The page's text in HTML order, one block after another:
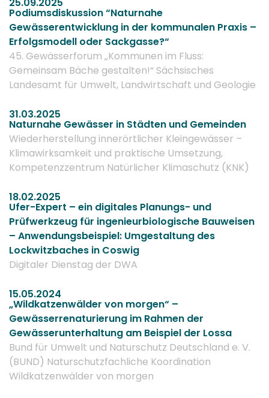
Podiumsdiskussion “Naturnahe
Gewässerentwicklung in der kommunalen Praxis –
Erfolgsmodell oder Sackgasse?“
45. Gewässerforum „Kommunen im Fluss:
Gemeinsam Bäche gestalten!“ Sächsisches
Landesamt für Umwelt, Landwirtschaft und Geologie
31.03.2025
Naturnahe Gewässer in Städten und Gemeinden
Wiederherstellung innerörtlicher Kleingewässer –
Klimawirksamkeit und praktische Umsetzung,
Kompetenzzentrum Natürlicher Klimaschutz (KNK)
18.02.2025
Ufer-Expert – ein digitales Planungs- und
Prüfwerkzeug für ingenieurbiologische Bauweisen
– Anwendungsbeispiel: Umgestaltung des
Lockwitzbaches in Coswig
Digitaler Dienstag der DWA
15.05.2024
„Wildkatzenwälder von morgen“ –
Gewässerrenaturierung im Rahmen der
Gewässerunterhaltung am Beispiel der Lossa
Bund für Umwelt und Naturschutz Deutschland e. V.
(BUND) Naturschutzfachliche Koordination
Wildkatzenwälder von morgen